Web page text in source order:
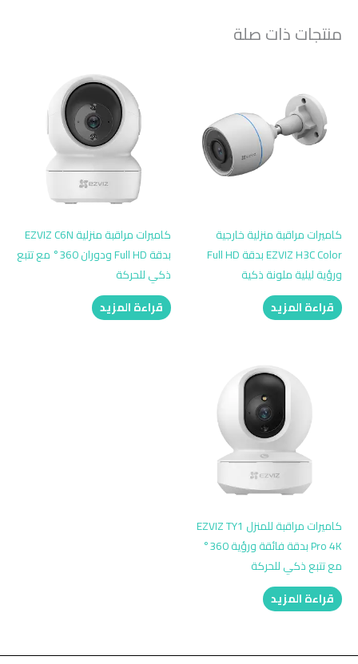
منتجات ذات صلة
كاميرات مراقبة منزلية خارجية
EZVIZ H3C Color بدقة Full HD
ورؤية ليلية ملونة ذكية
قراءة المزيد
كاميرات مراقبة منزلية EZVIZ C6N
بدقة Full HD ودوران 360° مع تتبع
ذكي للحركة
قراءة المزيد
كاميرات مراقبة للمنزل EZVIZ TY1
Pro 4K بدقة فائقة ورؤية 360°
مع تتبع ذكي للحركة
قراءة المزيد